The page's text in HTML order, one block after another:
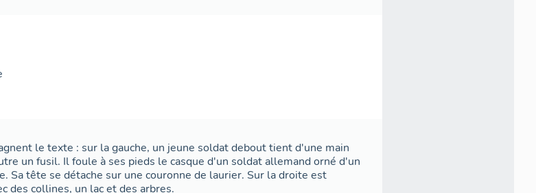
le texte : sur la gauche, un jeune soldat debout tient d'une main
un fusil. Il foule à ses pieds le casque d'un soldat allemand orné d'un
Sa tête se détache sur une couronne de laurier. Sur la droite est
des collines, un lac et des arbres.